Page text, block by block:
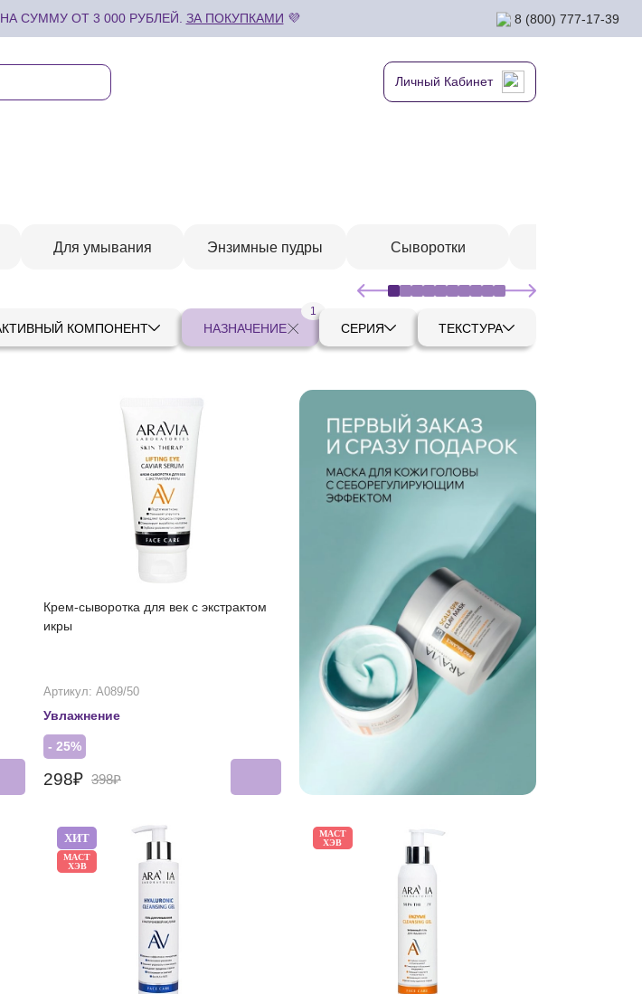
СУММУ ОТ 3 000 РУБЛЕЙ. ЗА ПОКУПКАМИ 💜 8 (800) 777-17-39
Личный Кабинет
Для умывания Энзимные пудры Сыворотки
КОМПОНЕНТ НАЗНАЧЕНИЕ
1
СЕРИЯ ТЕКСТУРА
Крем-сыворотка для век с экстрактом
икры
Артикул: А089/50
Увлажнение
- 25%
298₽ 398₽
ХИТ
МАСТ
ХЭВ
МАСТ
ХЭВ